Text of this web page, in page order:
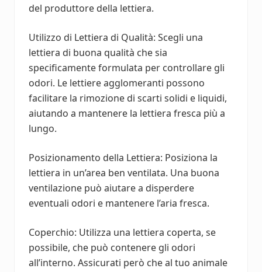
del produttore della lettiera.
Utilizzo di Lettiera di Qualità: Scegli una
lettiera di buona qualità che sia
specificamente formulata per controllare gli
odori. Le lettiere agglomeranti possono
facilitare la rimozione di scarti solidi e liquidi,
aiutando a mantenere la lettiera fresca più a
lungo.
Posizionamento della Lettiera: Posiziona la
lettiera in un’area ben ventilata. Una buona
ventilazione può aiutare a disperdere
eventuali odori e mantenere l’aria fresca.
Coperchio: Utilizza una lettiera coperta, se
possibile, che può contenere gli odori
all’interno. Assicurati però che al tuo animale